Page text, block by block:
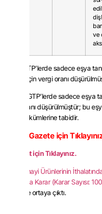
ve
* : Bu GTP’lerde sadece eşya
ürünler için vergi oranı
(a) : Bu GTP’lerde sadece eşya
vergi oranı düşürülmüştür; bu
ilişkin hükümlerine tabidir.
Resmi Gazete için
Mevzuat için Tıklayınız.
Bazı Sanayi Ürünlerinin
Hakkında Karar (Karar Sayısı:
üzerinde ortaya çıktı.